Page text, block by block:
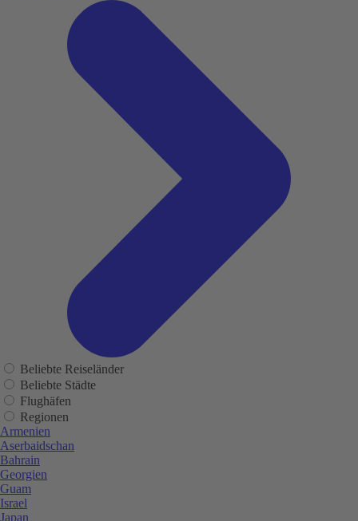
Beliebte Reiseländer
Beliebte Städte
Flughäfen
Regionen
Armenien
Aserbaidschan
Bahrain
Georgien
Guam
Israel
Japan